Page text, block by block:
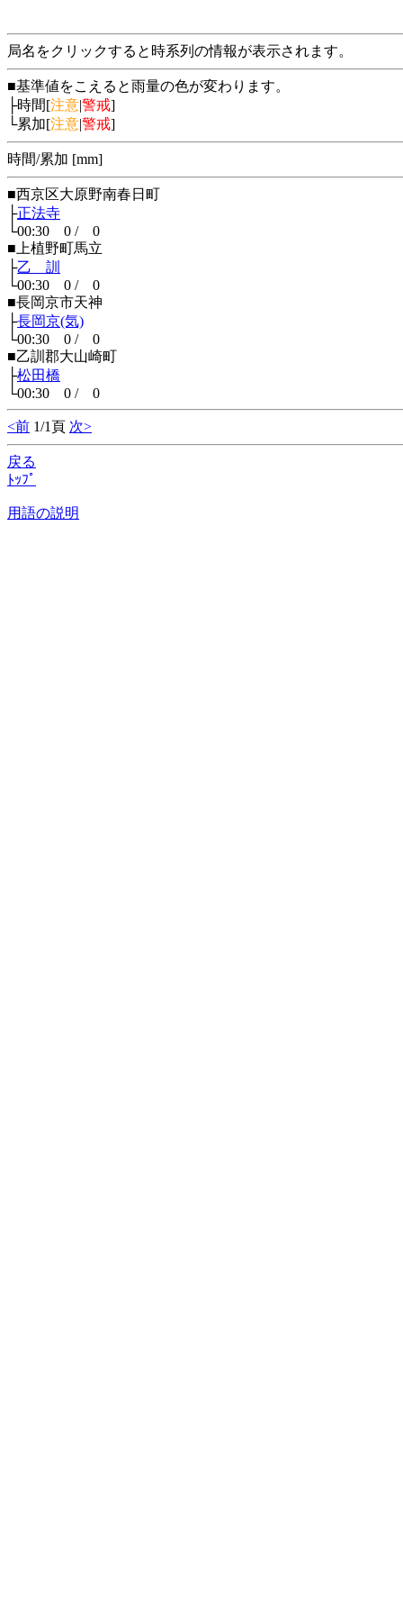
局名をクリックすると時系列の情報が表示されます。
■基準値をこえると雨量の色が変わります。
├時間[注意|警戒]
└累加[注意|警戒]
時間/累加 [mm]
■西京区大原野南春日町
├正法寺
└00:30 0 / 0
■上植野町馬立
├乙 訓
└00:30 0 / 0
■長岡京市天神
├長岡京(気)
└00:30 0 / 0
■乙訓郡大山崎町
├松田橋
└00:30 0 / 0
<前 1/1頁 次>
戻る
ﾄｯﾌﾟ
用語の説明